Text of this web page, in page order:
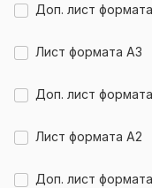
Вид: Стены
Доп. лист
Лист формата А3
Доп. лист
Лист формата А2
Доп. лист